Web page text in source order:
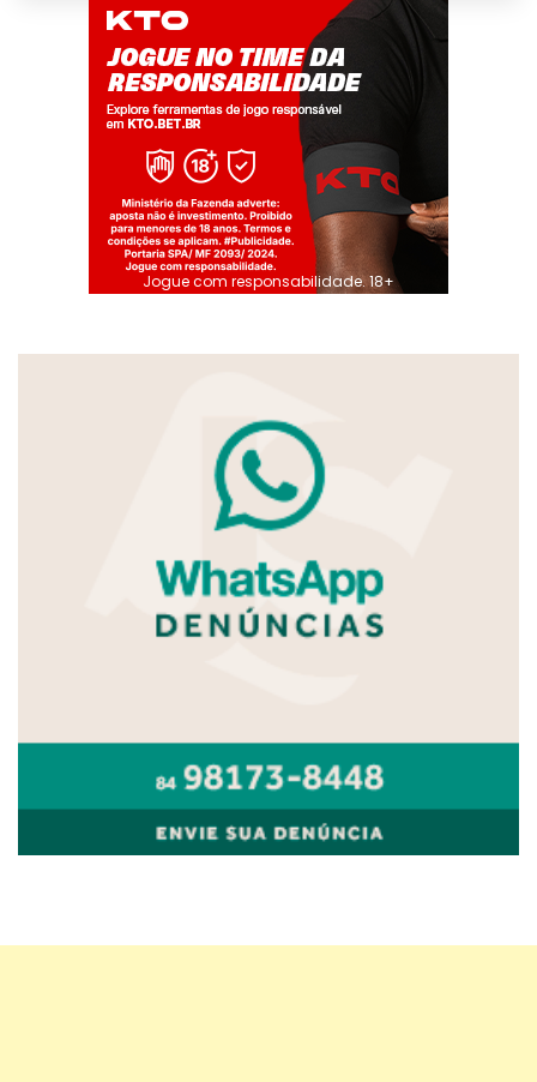
Jogue com responsabilidade. 18+